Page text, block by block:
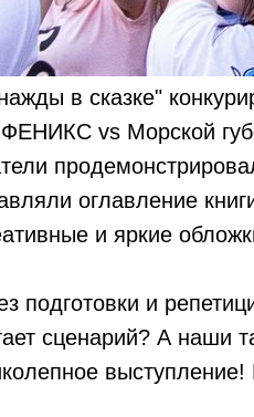
в сказке"
ФЕНИКС vs Морской
оглавление
и яркие
подготовки и
сценарий? А наши